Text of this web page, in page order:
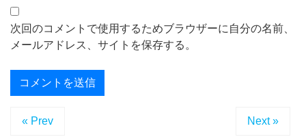
次回のコメントで使用するためブラウザーに自分の名前、
メールアドレス、サイトを保存する。
« Prev Next »